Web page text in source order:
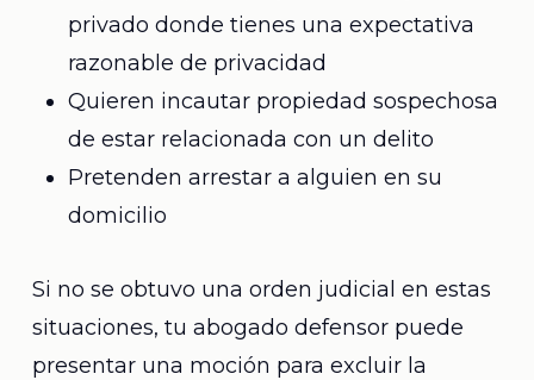
privado donde tienes una expectativa
razonable de privacidad
Quieren incautar propiedad sospechosa
de estar relacionada con un delito
Pretenden arrestar a alguien en su
domicilio
Si no se obtuvo una orden judicial en estas
situaciones, tu abogado defensor puede
presentar una moción para excluir la